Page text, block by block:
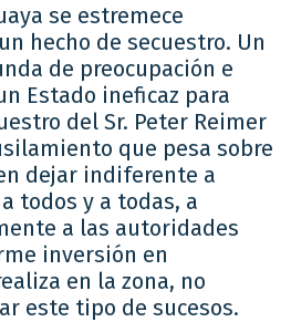
se estremece
hecho de secuestro. Un
de preocupación e
Estado ineficaz para
del Sr. Peter Reimer
que pesa sobre
dejar indiferente a
todos y a todas, a
a las autoridades
inversión en
en la zona, no
este tipo de sucesos.